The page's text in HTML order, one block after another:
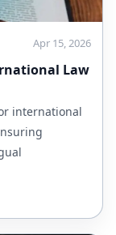
Apr 15, 2026
Law
international